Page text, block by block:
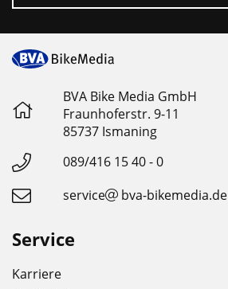
BVA Bike Media GmbH
Fraunhoferstr. 9-11
85737 Ismaning
089/416 15 40 - 0
service
bva-bikemedia.de
Service
Karriere